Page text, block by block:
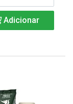
Adicionar